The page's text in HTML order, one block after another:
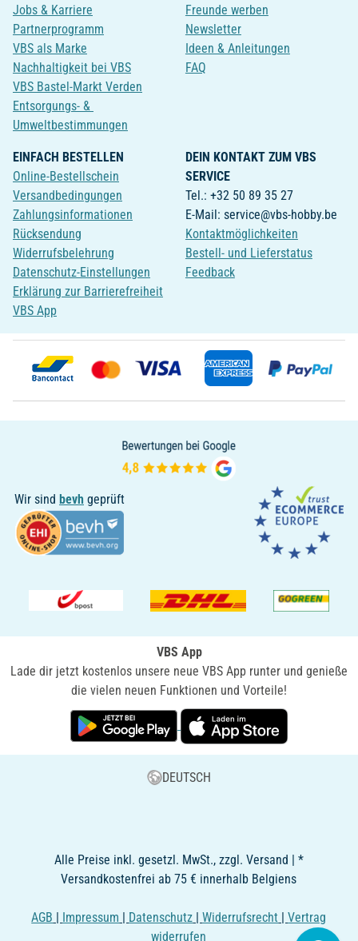
Jobs & Karriere
Partnerprogramm
VBS als Marke
Nachhaltigkeit bei VBS
VBS Bastel-Markt Verden
Entsorgungs- &
Umweltbestimmungen
Freunde werben
Newsletter
Ideen & Anleitungen
FAQ
EINFACH BESTELLEN
Online-Bestellschein
Versandbedingungen
Zahlungsinformationen
Rücksendung
Widerrufsbelehrung
Datenschutz-Einstellungen
Erklärung zur Barrierefreiheit
VBS App
DEIN KONTAKT ZUM VBS
SERVICE
Tel.: +32 50 89 35 27
E-Mail: service@vbs-hobby.be
Kontaktmöglichkeiten
Bestell- und Lieferstatus
Feedback
Wir sind bevh geprüft
VBS App
Lade dir jetzt kostenlos unsere neue VBS App runter und genieße
die vielen neuen Funktionen und Vorteile!
DEUTSCH
Alle Preise inkl. gesetzl. MwSt., zzgl. Versand | *
Versandkostenfrei ab 75 € innerhalb Belgiens
AGB | Impressum | Datenschutz |Widerrufsrecht |Vertrag
widerrufen